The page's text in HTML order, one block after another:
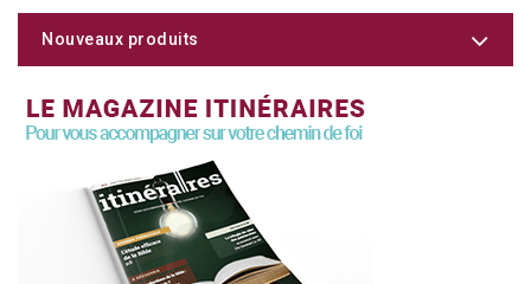
Nouveaux produits